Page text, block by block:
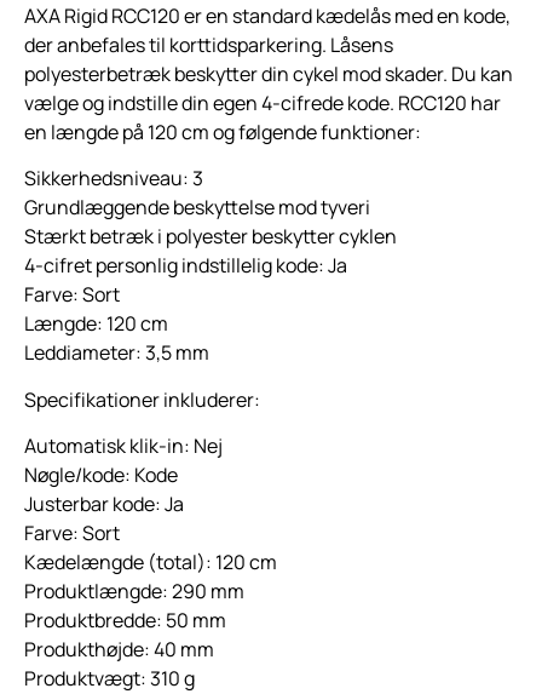
AXA Rigid RCC120 er en standard kædelås med en kode,
der anbefales til korttidsparkering. Låsens
polyesterbetræk beskytter din cykel mod skader. Du kan
vælge og indstille din egen 4-cifrede kode. RCC120 har
en længde på 120 cm og følgende funktioner:
Sikkerhedsniveau: 3
Grundlæggende beskyttelse mod tyveri
Stærkt betræk i polyester beskytter cyklen
4-cifret personlig indstillelig kode: Ja
Farve: Sort
Længde: 120 cm
Leddiameter: 3,5 mm
Specifikationer inkluderer:
Automatisk klik-in: Nej
Nøgle/kode: Kode
Justerbar kode: Ja
Farve: Sort
Kædelængde (total): 120 cm
Produktlængde: 290 mm
Produktbredde: 50 mm
Produkthøjde: 40 mm
Produktvægt: 310 g